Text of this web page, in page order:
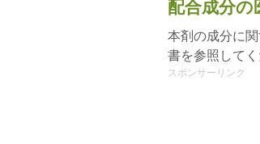
配合成分の
本剤の成分に
書を参照してく
スポンサーリンク